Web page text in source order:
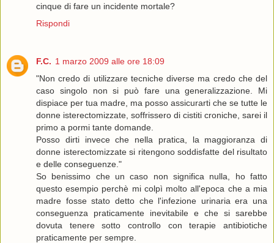
cinque di fare un incidente mortale?
Rispondi
F.C. 1 marzo 2009 alle ore 18:09
"Non credo di utilizzare tecniche diverse ma credo che del
caso singolo non si può fare una generalizzazione. Mi
dispiace per tua madre, ma posso assicurarti che se tutte le
donne isterectomizzate, soffrissero di cistiti croniche, sarei il
primo a pormi tante domande.
Posso dirti invece che nella pratica, la maggioranza di
donne isterectomizzate si ritengono soddisfatte del risultato
e delle conseguenze."
So benissimo che un caso non significa nulla, ho fatto
questo esempio perchè mi colpì molto all'epoca che a mia
madre fosse stato detto che l'infezione urinaria era una
conseguenza praticamente inevitabile e che si sarebbe
dovuta tenere sotto controllo con terapie antibiotiche
praticamente per sempre.